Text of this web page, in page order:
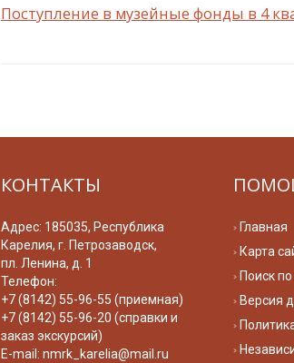
Поступление в музейные фонды в 4
Главная
Карта
Поиск
Версия
КОНТАКТЫ
Адрес: 185035, Республика
Карелия, г. Петрозаводск,
пл. Ленина, д. 1
Телефон:
+7 (8142) 55-96-55 (приемная)
+7 (8142) 55-96-20 (справки и
заказ экскурсий)
E-mail:nmrk_karelia@mail.ru